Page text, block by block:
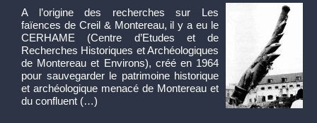
A l’origine des recherches sur Les
faïences de Creil & Montereau, il y a eu le
CERHAME (Centre d’Etudes et de
Recherches Historiques et Archéologiques
de Montereau et Environs), créé en 1964
pour sauvegarder le patrimoine historique
et archéologique menacé de Montereau et
du confluent (…)